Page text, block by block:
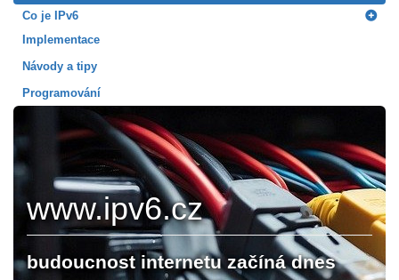
Co je IPv6
Implementace
Návody a tipy
Programování
www.ipv6.cz
budoucnost internetu začíná dnes